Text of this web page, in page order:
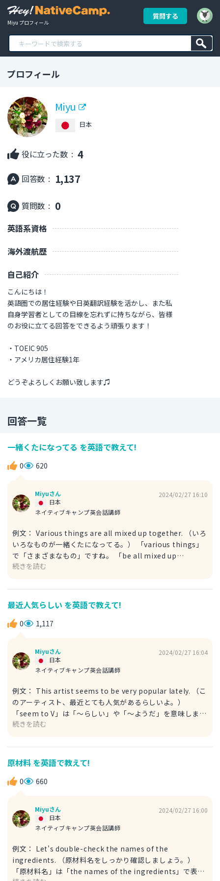
Miyu プロフィール
質問する
プロフィール
Miyu
日本
役に立った数 : 4
回答数 : 1,137
質問数 : 0
英語系資格
海外渡航歴
自己紹介
こんにちは！
英語圏での居住経験や日英翻訳経験を活かし、また私
自身学習者としての目線を忘れずに持ちながら、皆様
のお役に立てる回答をできるよう頑張ります！
・TOEIC 905
・アメリカ居住経験1年
どうぞよろしくお願い致します♫
回答一覧
一緒くたになってる を英語で教えて!
0 620
Miyuさん
ネイティブキャンプ英会話講師
日本
2024/02/27 16:10
例文： Various things are all mixed up together. （いろ
いろなものが一緒くたになってる。） 「various things」
で「さまざまなもの」ですね。 「be all mixed up
together」で「一緒くたになってる」という意味を表しま
Various things are jumbled together. （いろいろなもの
が一緒くたになってる。） こちらでも同様に「一緒くた」
を表すことができます。 「jumbled」は「ごちゃ混ぜにさ
れた」という意味で、物事が混乱して整理されていない状態
続きを読む
最近人気らしい を英語で教えて!
0 1,117
Miyuさん
ネイティブキャンプ英会話講師
日本
2024/02/27 16:04
例文： This artist seems to be very popular lately. （こ
のアーティスト、最近とても人気があるらしいよ。）
「seem to V」は「～らしい」や「～ようだ」を意味しま
す。 「popular」で「人気がある」ですね。 「lately」は
ます。 例文： Apparently, this artist has been gaining
a lot of popularity recently. （どうやら最近、このアーテ
ィストの人気が急上昇しているようだ。） 「apparently」
は、「どうやら」・「明らかに」という意味です。 「has
す。 回答が参考になれば幸いです！
続きを読む
原材料 を英語で教えて!
0 660
Miyuさん
ネイティブキャンプ英会話講師
日本
2024/02/27 16:00
例文： Let's double-check the names of the
ingredients. （原材料名をしっかり確認しましょう。）
「原材料名」は「the names of the ingredients」で表せ